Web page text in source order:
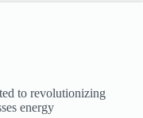
to revolutionizing
energy